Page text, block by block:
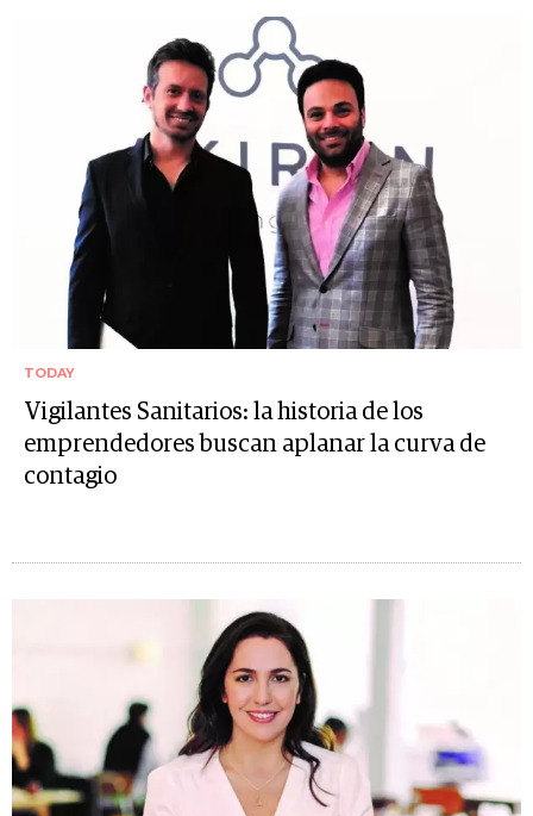
TODAY
Vigilantes Sanitarios: la historia de los
emprendedores buscan aplanar la curva de
contagio